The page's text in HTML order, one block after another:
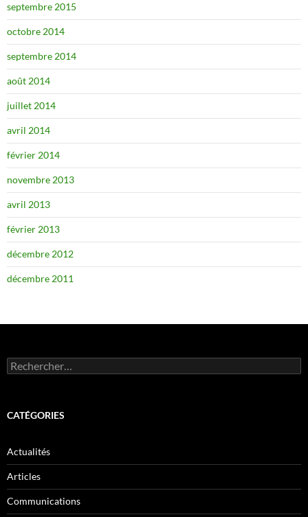
septembre 2015
octobre 2014
septembre 2014
août 2014
juillet 2014
avril 2014
février 2014
novembre 2013
avril 2013
février 2013
décembre 2012
décembre 2011
Rechercher :
CATÉGORIES
Actualités
Articles
Communications